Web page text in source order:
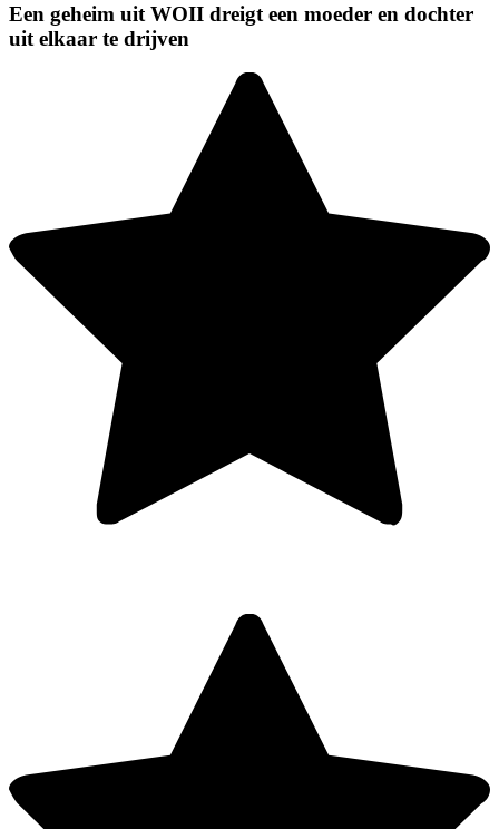
Een geheim uit WOII dreigt een moeder en dochter
uit elkaar te drijven